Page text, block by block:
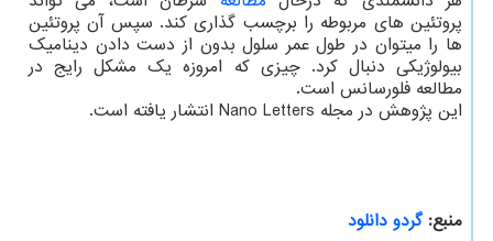
پروتئین های مربوطه را برچسب گذاری کند. سپس آن پروتئین
ها را میتوان در طول عمر سلول بدون از دست دادن دینامیک
بیولوژیکی دنبال کرد. چیزی که امروزه یک مشکل رایج در
مطالعه فلورسانس است.
این پژوهش در مجله Nano Letters انتشار یافته است.
منبع:گردو دانلود